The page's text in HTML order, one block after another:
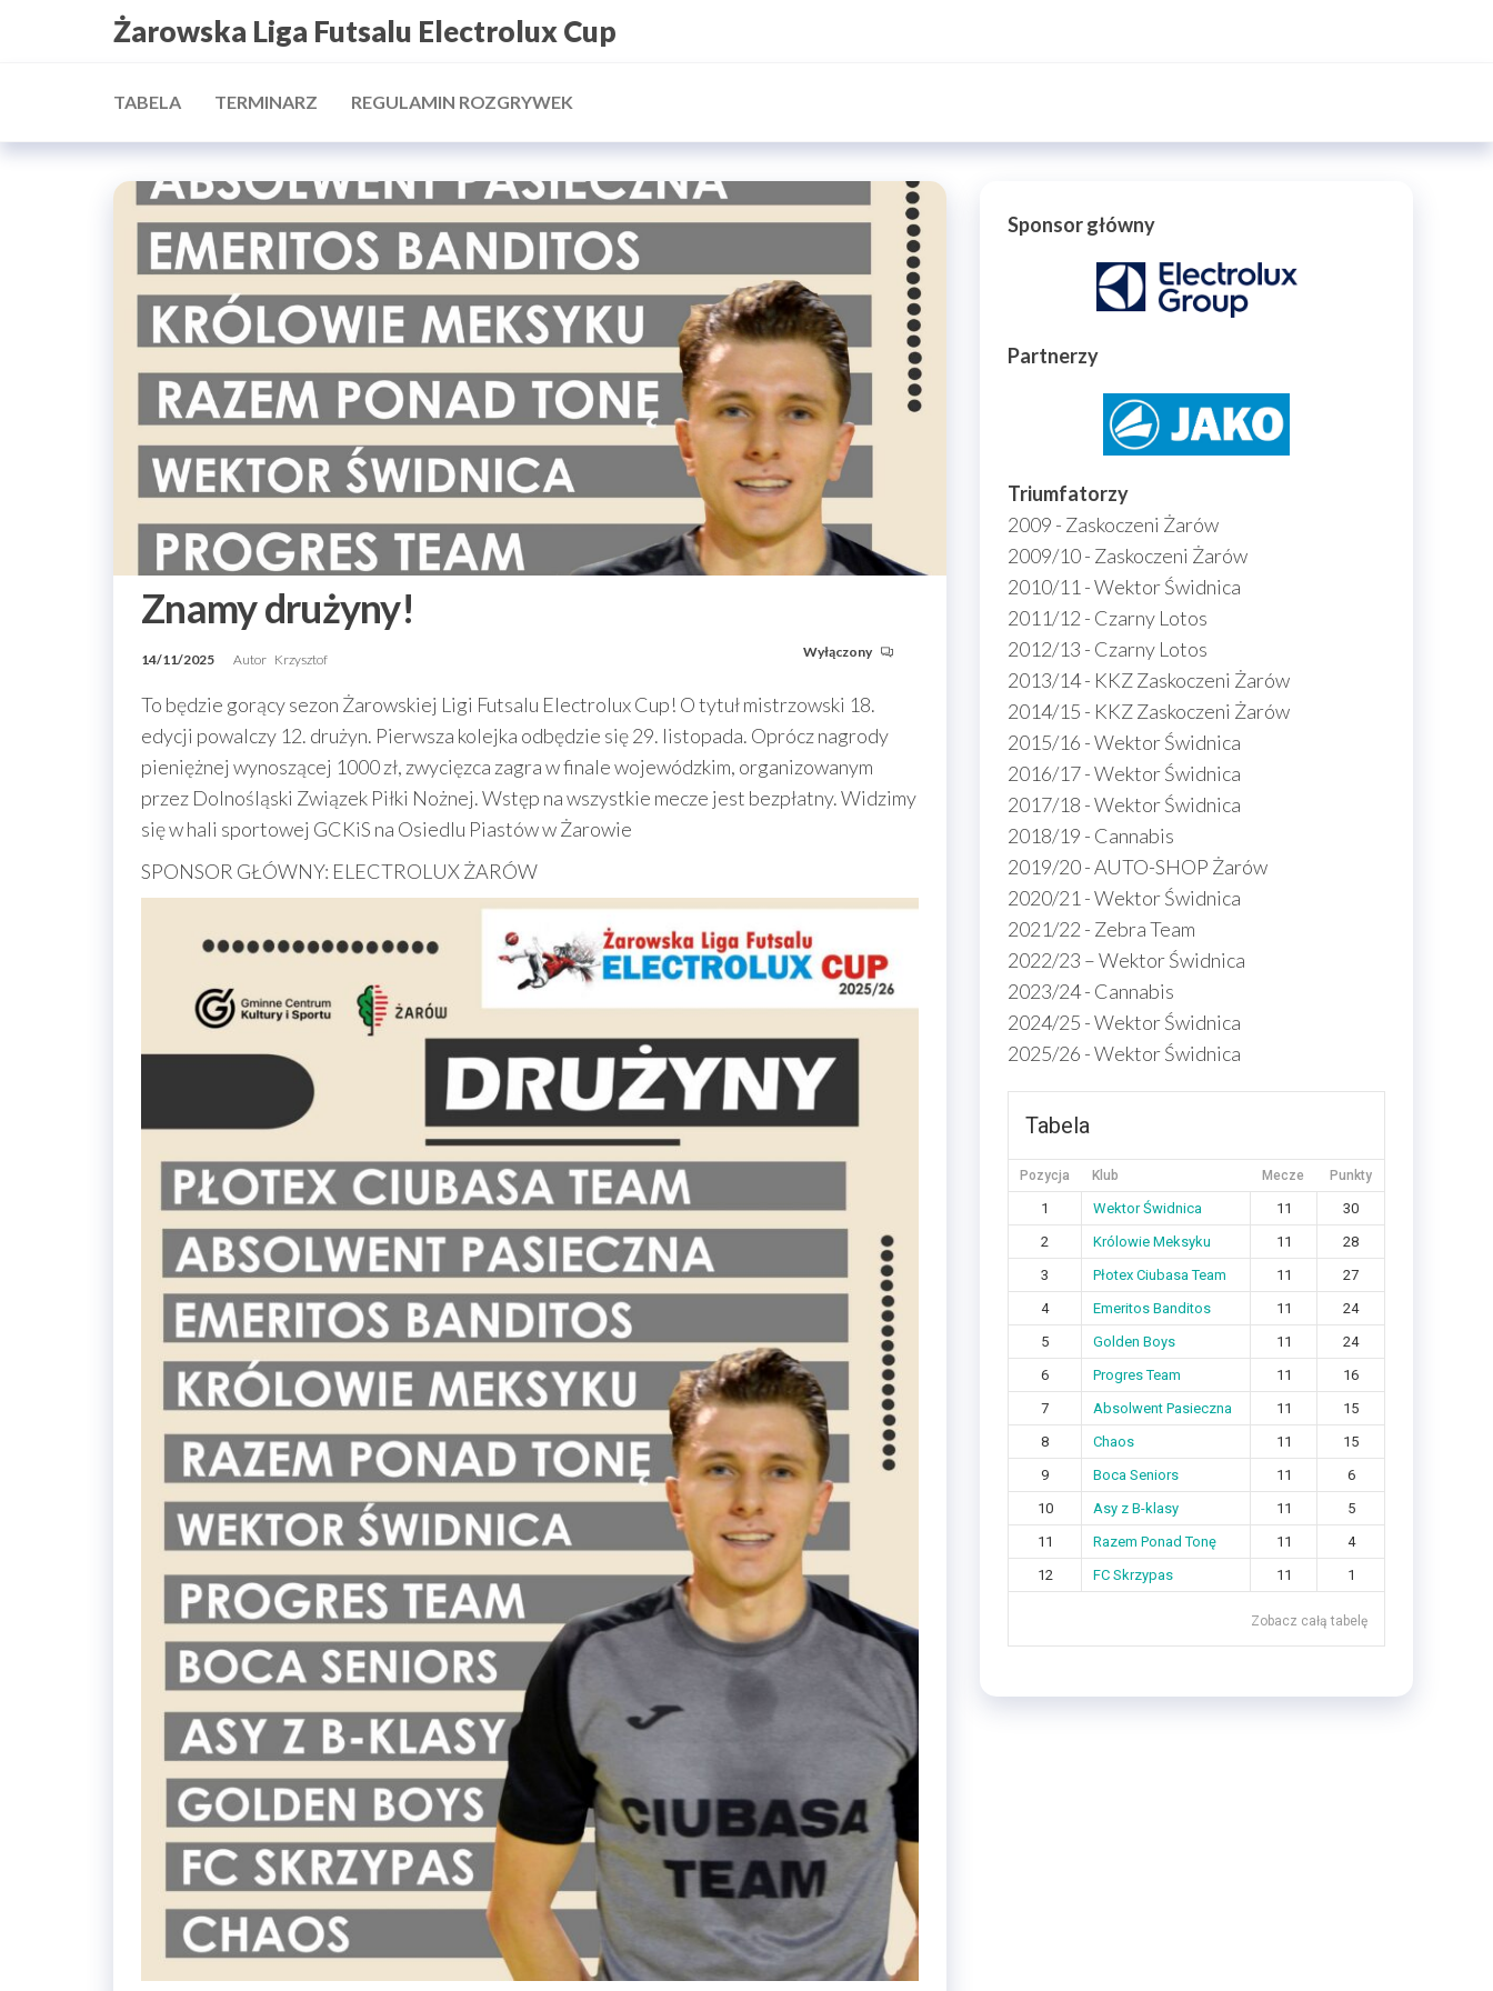
Żarowska Liga Futsalu Electrolux Cup
TABELA TERMINARZ REGULAMIN ROZGRYWEK
Znamy drużyny!
14/11/2025 Autor Krzysztof Wyłączony
To będzie gorący sezon Żarowskiej Ligi Futsalu Electrolux Cup! O tytuł mistrzowski 18.
edycji powalczy 12. drużyn. Pierwsza kolejka odbędzie się 29. listopada. Oprócz nagrody
pieniężnej wynoszącej 1000 zł, zwycięzca zagra w finale wojewódzkim, organizowanym
przez Dolnośląski Związek Piłki Nożnej. Wstęp na wszystkie mecze jest bezpłatny. Widzimy
się w hali sportowej GCKiS na Osiedlu Piastów w Żarowie
SPONSOR GŁÓWNY: ELECTROLUX ŻARÓW
Sponsor główny
Partnerzy
Triumfatorzy
2009 - Zaskoczeni Żarów
2009/10 - Zaskoczeni Żarów
2010/11 - Wektor Świdnica
2011/12 - Czarny Lotos
2012/13 - Czarny Lotos
2013/14 - KKZ Zaskoczeni Żarów
2014/15 - KKZ Zaskoczeni Żarów
2015/16 - Wektor Świdnica
2016/17 - Wektor Świdnica
2017/18 - Wektor Świdnica
2018/19 - Cannabis
2019/20 - AUTO-SHOP Żarów
2020/21 - Wektor Świdnica
2021/22 - Zebra Team
2022/23 – Wektor Świdnica
2023/24 - Cannabis
2024/25 - Wektor Świdnica
2025/26 - Wektor Świdnica
Tabela
Pozycja Klub Mecze Punkty
1 Wektor Świdnica 11
30
2
Królowie Meksyku 11
28
3
Płotex Ciubasa Team 11
27
4
Emeritos Banditos 11
24
5
Golden Boys 11
24
6
Progres Team 11
16
7
Absolwent Pasieczna 11
15
8
Chaos 11
15
9
Boca Seniors 11
6
10
Asy z B-klasy 11
5
11
Razem Ponad Tonę 11
4
12
FC Skrzypas 11 1
Zobacz całą tabelę